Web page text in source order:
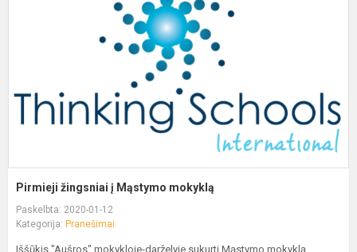
Pirmieji žingsniai į Mąstymo mokyklą
Paskelbta: 2020-01-12
Kategorija: Pranešimai
Iššūkis "Aušros" mokykloje-darželyje sukurti Mąstymo mokyklą.